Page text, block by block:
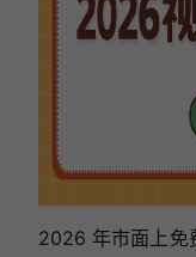
2026 年市面上免